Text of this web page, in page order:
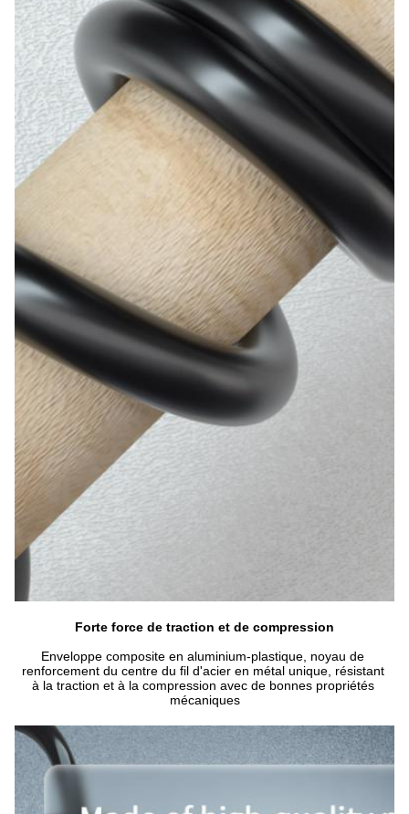
Forte force de traction et de compression
Enveloppe composite en aluminium-plastique, noyau de
renforcement du centre du fil d'acier en métal unique, résistant
à la traction et à la compression avec de bonnes propriétés
mécaniques